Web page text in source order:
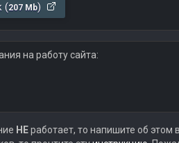
(207 Mb)
на работу сайта:
НЕработает, то напишите об этом в